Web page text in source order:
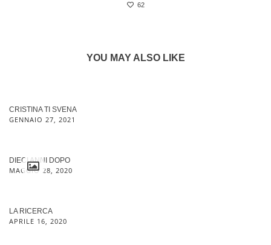
62
YOU MAY ALSO LIKE
CRISTINA TI SVENA
GENNAIO 27, 2021
DIECI ANNI DOPO
MAGGIO 28, 2020
LA RICERCA
APRILE 16, 2020